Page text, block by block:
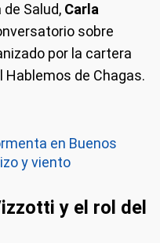
Salud, Carla
sobre
por la cartera
de Chagas.
en Buenos
y viento
y el rol del